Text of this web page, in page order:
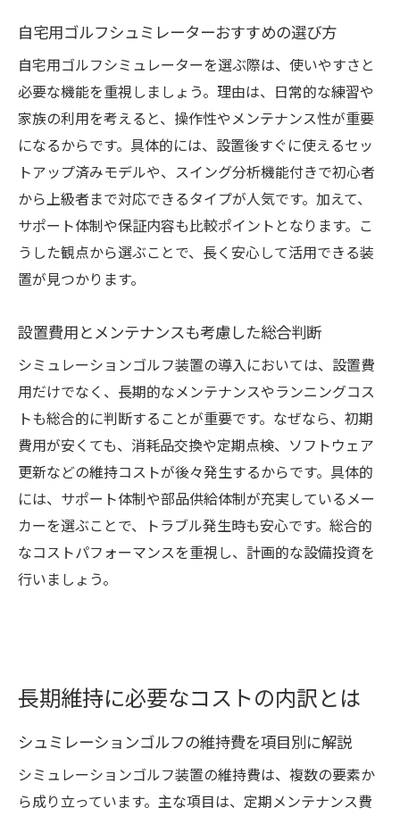
自宅用ゴルフシュミレーターおすすめの選び方
自宅用ゴルフシミュレーターを選ぶ際は、使いやすさと
必要な機能を重視しましょう。理由は、日常的な練習や
家族の利用を考えると、操作性やメンテナンス性が重要
になるからです。具体的には、設置後すぐに使えるセッ
トアップ済みモデルや、スイング分析機能付きで初心者
から上級者まで対応できるタイプが人気です。加えて、
サポート体制や保証内容も比較ポイントとなります。こ
うした観点から選ぶことで、長く安心して活用できる装
置が見つかります。
設置費用とメンテナンスも考慮した総合判断
シミュレーションゴルフ装置の導入においては、設置費
用だけでなく、長期的なメンテナンスやランニングコス
トも総合的に判断することが重要です。なぜなら、初期
費用が安くても、消耗品交換や定期点検、ソフトウェア
更新などの維持コストが後々発生するからです。具体的
には、サポート体制や部品供給体制が充実しているメー
カーを選ぶことで、トラブル発生時も安心です。総合的
なコストパフォーマンスを重視し、計画的な設備投資を
行いましょう。
長期維持に必要なコストの内訳とは
シュミレーションゴルフの維持費を項目別に解説
シミュレーションゴルフ装置の維持費は、複数の要素か
ら成り立っています。主な項目は、定期メンテナンス費